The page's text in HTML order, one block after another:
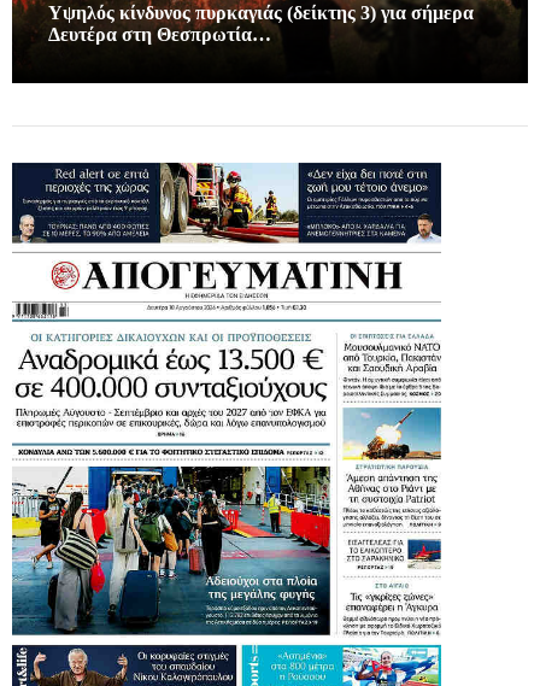
Υψηλός κίνδυνος πυρκαγιάς (δείκτης 3) για σήμερα
Δευτέρα στη Θεσπρωτία…